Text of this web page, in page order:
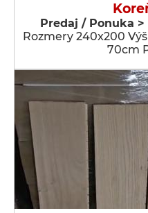
Predaj / Ponuka
Rozmery 240x200
70cm